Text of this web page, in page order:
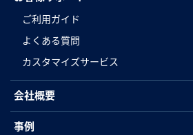
ご利用ガイド
よくある質問
カスタマイズサービス
会社概要
事例